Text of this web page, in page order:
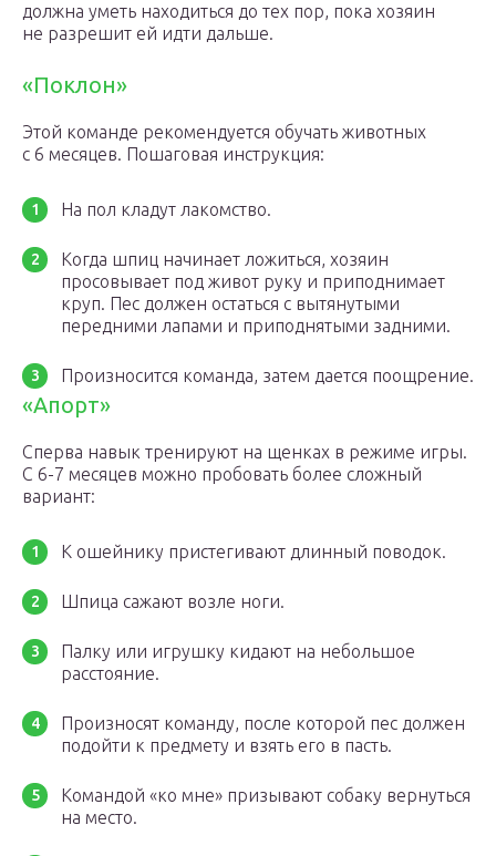
должна уметь находиться до тех пор, пока хозяин
не разрешит ей идти дальше.
«Поклон»
Этой команде рекомендуется обучать животных
с 6 месяцев. Пошаговая инструкция:
На пол кладут лакомство.
Когда шпиц начинает ложиться, хозяин
просовывает под живот руку и приподнимает
круп. Пес должен остаться с вытянутыми
передними лапами и приподнятыми задними.
Произносится команда, затем дается поощрение.
«Апорт»
Сперва навык тренируют на щенках в режиме игры.
С 6-7 месяцев можно пробовать более сложный
вариант:
К ошейнику пристегивают длинный поводок.
Шпица сажают возле ноги.
Палку или игрушку кидают на небольшое
расстояние.
Произносят команду, после которой пес должен
подойти к предмету и взять его в пасть.
Командой «ко мне» призывают собаку вернуться
на место.